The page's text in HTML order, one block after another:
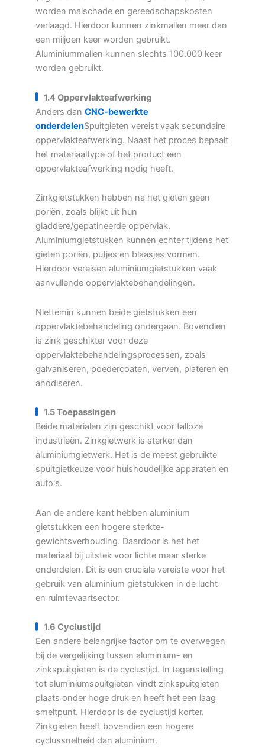
worden malschade en gereedschapskosten
verlaagd. Hierdoor kunnen zinkmallen meer dan
een miljoen keer worden gebruikt.
Aluminiummallen kunnen slechts 100.000 keer
worden gebruikt.
1.4 Oppervlakteafwerking
Anders dan CNC-bewerkte
onderdelenSpuitgieten vereist vaak secundaire
oppervlakteafwerking. Naast het proces bepaalt
het materiaaltype of het product een
oppervlakteafwerking nodig heeft.
Zinkgietstukken hebben na het gieten geen
poriën, zoals blijkt uit hun
gladdere/gepatineerde oppervlak.
Aluminiumgietstukken kunnen echter tijdens het
gieten poriën, putjes en blaasjes vormen.
Hierdoor vereisen aluminiumgietstukken vaak
aanvullende oppervlaktebehandelingen.
Niettemin kunnen beide gietstukken een
oppervlaktebehandeling ondergaan. Bovendien
is zink geschikter voor deze
oppervlaktebehandelingsprocessen, zoals
galvaniseren, poedercoaten, verven, plateren en
anodiseren.
1.5 Toepassingen
Beide materialen zijn geschikt voor talloze
industrieën. Zinkgietwerk is sterker dan
aluminiumgietwerk. Het is de meest gebruikte
spuitgietkeuze voor huishoudelijke apparaten en
auto's.
Aan de andere kant hebben aluminium
gietstukken een hogere sterkte-
gewichtsverhouding. Daardoor is het het
materiaal bij uitstek voor lichte maar sterke
onderdelen. Dit is een cruciale vereiste voor het
gebruik van aluminium gietstukken in de lucht-
en ruimtevaartsector.
1.6 Cyclustijd
Een andere belangrijke factor om te overwegen
bij de vergelijking tussen aluminium- en
zinkspuitgieten is de cyclustijd. In tegenstelling
tot aluminiumspuitgieten vindt zinkspuitgieten
plaats onder hoge druk en heeft het een laag
smeltpunt. Hierdoor is de cyclustijd korter.
Zinkgieten heeft bovendien een hogere
cyclussnelheid dan aluminium.